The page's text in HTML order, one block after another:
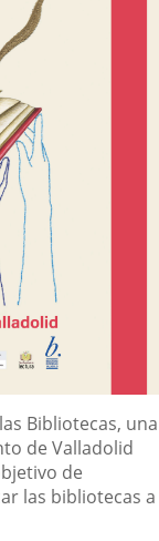
Bibliotecas, una
de Valladolid
de
las bibliotecas a